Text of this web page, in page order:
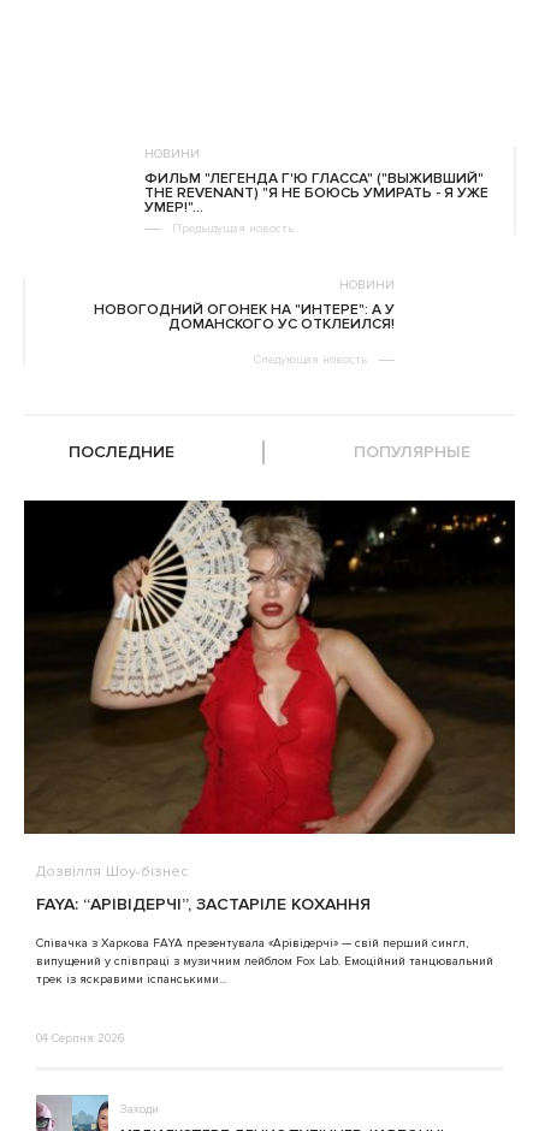
НОВИНИ
ФИЛЬМ "ЛЕГЕНДА Г'Ю ГЛАССА" ("ВЫЖИВШИЙ"
THE REVENANT) "Я НЕ БОЮСЬ УМИРАТЬ - Я УЖЕ
УМЕР!"...
Предыдущая новость
НОВИНИ
НОВОГОДНИЙ ОГОНЕК НА "ИНТЕРЕ": А У
ДОМАНСКОГО УС ОТКЛЕИЛСЯ!
Следующая новость
ПОСЛЕДНИЕ ПОПУЛЯРНЫЕ
Дозвілля Шоу-бізнес
FAYA: “АРІВІДЕРЧІ”, ЗАСТАРІЛЕ КОХАННЯ
Співачка з Харкова FAYA презентувала «Арівідерчі» — свій перший сингл,
випущений у співпраці з музичним лейблом Fox Lab. Емоційний танцювальний
трек із яскравими іспанськими...
04 Серпня 2026
Заходи